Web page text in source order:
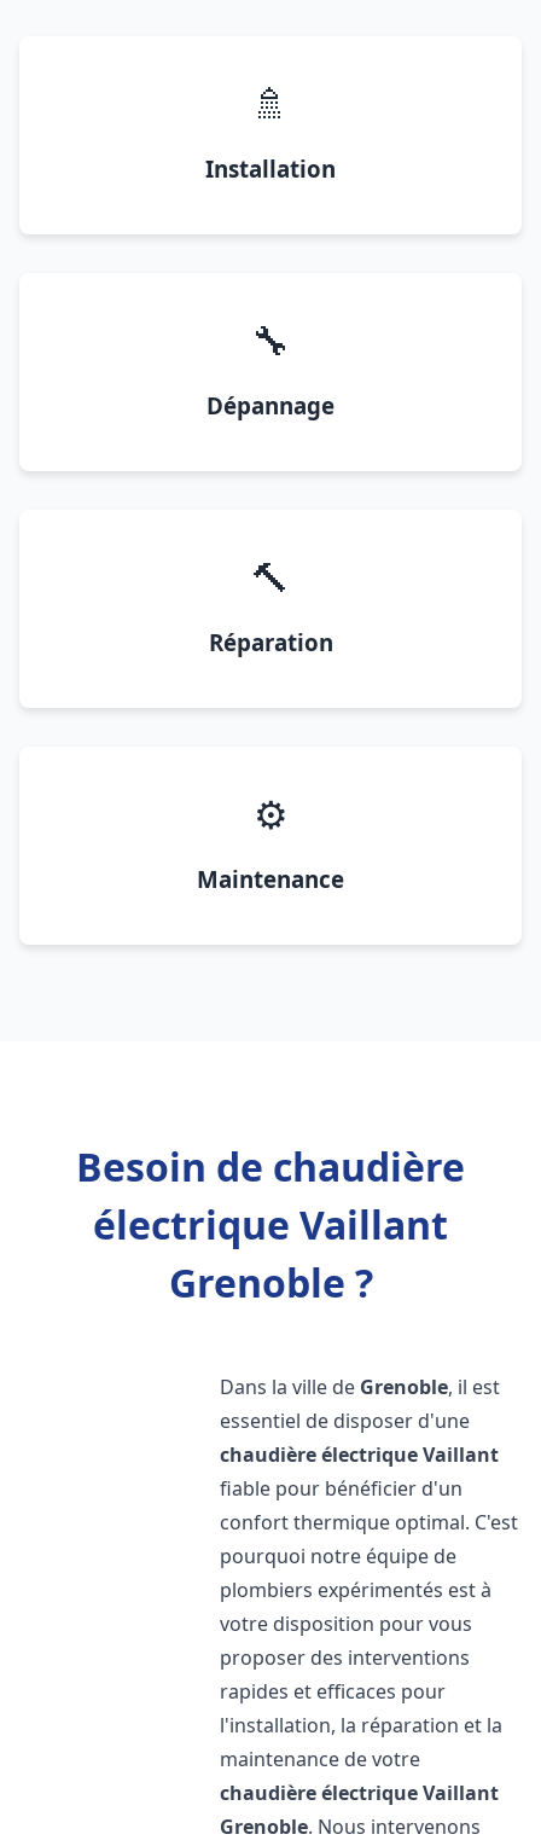
🚿
Installation
🔧
Dépannage
🔨
Réparation
⚙️
Maintenance
Besoin de chaudière
électrique Vaillant
Grenoble ?
Dans la ville de Grenoble, il est
essentiel de disposer d'une
chaudière électrique Vaillant
fiable pour bénéficier d'un
confort thermique optimal. C'est
pourquoi notre équipe de
plombiers expérimentés est à
votre disposition pour vous
proposer des interventions
rapides et efficaces pour
l'installation, la réparation et la
maintenance de votre
chaudière électrique Vaillant
Grenoble. Nous intervenons